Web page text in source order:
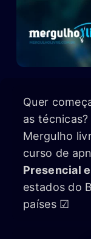
Quer
as
Mergulho
curso de
Presencial
estados do
países ☑